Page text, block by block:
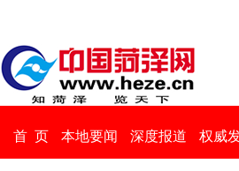
首 页 本地要闻 深度报道 权威